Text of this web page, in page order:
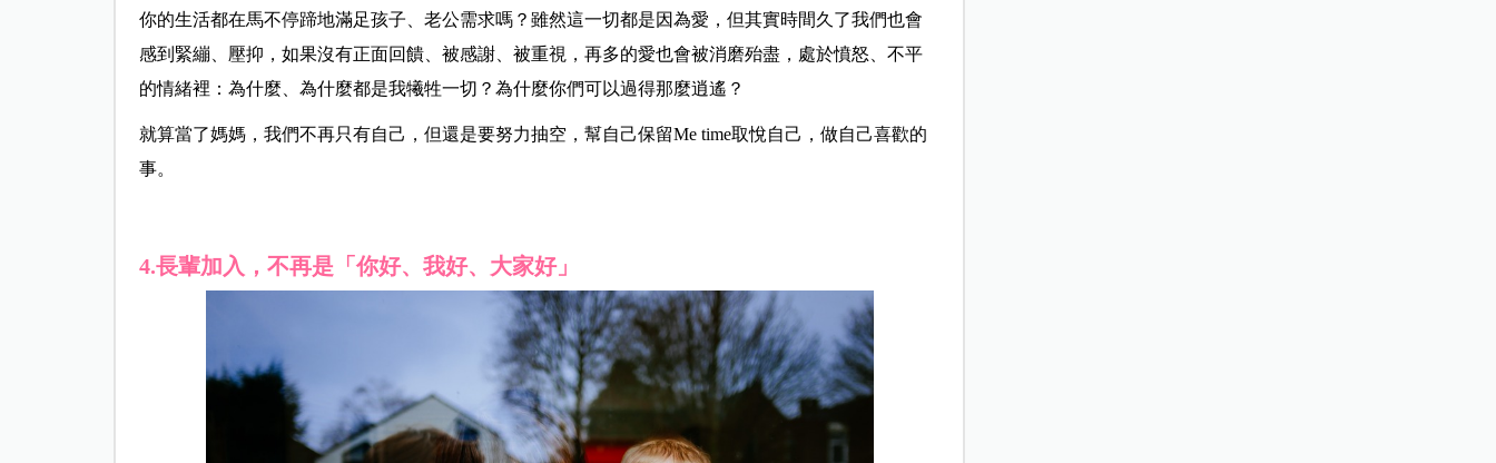
你的生活都在馬不停蹄地滿足孩子、老公需求嗎？雖然這一切都是因為愛，但其實時間久了我們也會
感到緊繃、壓抑，如果沒有正面回饋、被感謝、被重視，再多的愛也會被消磨殆盡，處於憤怒、不平
的情緒裡：為什麼、為什麼都是我犧牲一切？為什麼你們可以過得那麼逍遙？
就算當了媽媽，我們不再只有自己，但還是要努力抽空，幫自己保留Me time取悅自己，做自己喜歡的
事。
4.長輩加入，不再是「你好、我好、大家好」